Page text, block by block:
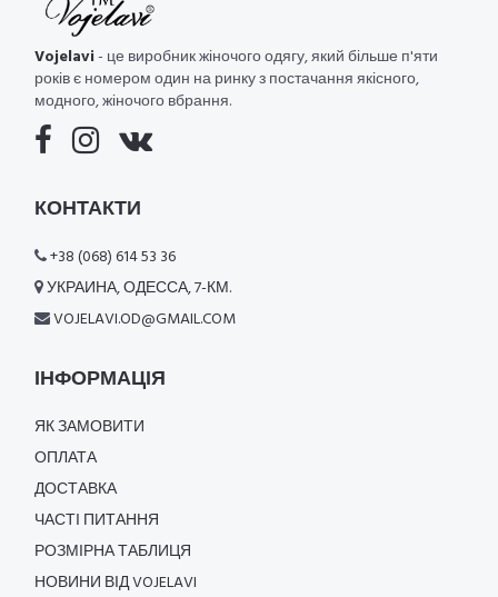
Vojelavi- це виробник жіночого одягу, який більше п'яти
років є номером один на ринку з постачання якісного,
модного, жіночого вбрання.
КОНТАКТИ
+38 (068) 614 53 36
УКРАИНА, ОДЕССА, 7-КМ.
VOJELAVI.OD@GMAIL.COM
ІНФОРМАЦІЯ
ЯК ЗАМОВИТИ
ОПЛАТА
ДОСТАВКА
ЧАСТІ ПИТАННЯ
РОЗМІРНА ТАБЛИЦЯ
НОВИНИ ВІД VOJELAVI